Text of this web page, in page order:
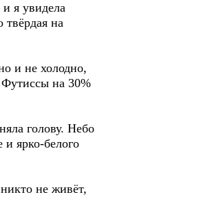
я увидела
твёрдая на
и не холодно,
Футиссы на 30%
голову. Небо
и ярко-белого
не живёт,